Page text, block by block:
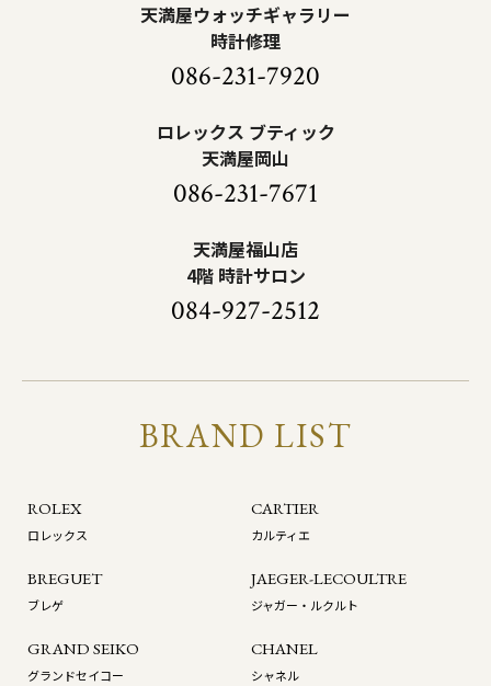
天満屋ウォッチギャラリー
時計修理
086-231-7920
ロレックス ブティック
天満屋岡山
086-231-7671
天満屋福山店
4階 時計サロン
084-927-2512
BRAND LIST
ROLEX
ロレックス
CARTIER
カルティエ
BREGUET
ブレゲ
JAEGER-LECOULTRE
ジャガー・ルクルト
GRAND SEIKO
グランドセイコー
CHANEL
シャネル